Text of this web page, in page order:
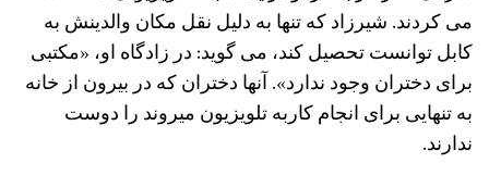
می کردند. شیرزاد که تنها به دلیل نقل مکان والدینش به
کابل توانست تحصیل کند، می گوید: در زادگاه او، «مکتبی
برای دختران وجود ندارد». آنها دختران که در بیرون از خانه
به تنهایی برای انجام کاربه تلویزیون میروند را دوست
ندارند.